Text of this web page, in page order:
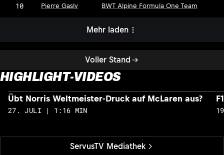
Voller Stand
10 Pierre Gasly BWT Alpine Formula One Team
Mehr laden
HIGHLIGHT-VIDEOS
ServusTV Mediathek
Übt Norris Weltmeister-Druck auf McLaren aus?
27. JULI | 1:16 MIN